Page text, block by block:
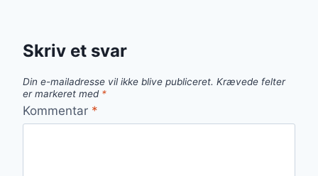
Skriv et svar
Din e-mailadresse vil ikke blive publiceret. Krævede felter
er markeret med *
Kommentar *